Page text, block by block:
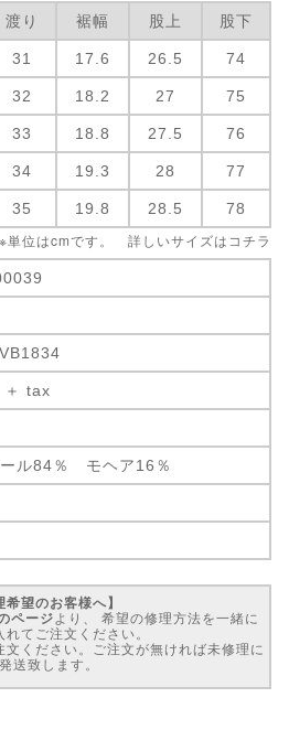
渡り 裾幅 股上 股下
31 17.6 26.5 74
32 18.2 27 75
33 18.8 27.5 76
34 19.3 28 77
35 19.8 28.5 78
※単位はcmです。 詳しいサイズは コチラ
tax
ル84％ モヘア16％
希望のお客様へ】
ページ より、 希望の修理方法を一緒に
れてご注文ください。
ください。ご注文が無ければ未修理に
送致します。